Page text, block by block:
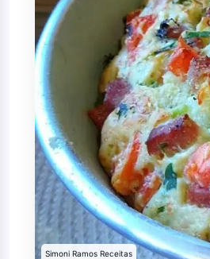
Simoni Ramos Receitas